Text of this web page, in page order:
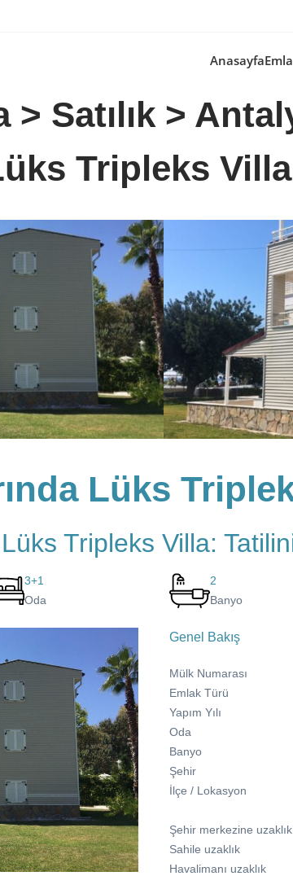
Anasayfa
> Satılık >
Tripleks
Lüks
Tripleks Villa:
3+1
Oda
2
Banyo
Genel Bakış
Mülk Numarası
Emlak Türü
Yapım Yılı
Oda
Banyo
Şehir
İlçe / Lokasyon
Şehir merkezine uzaklık
Sahile uzaklık
Havalimanı uzaklık